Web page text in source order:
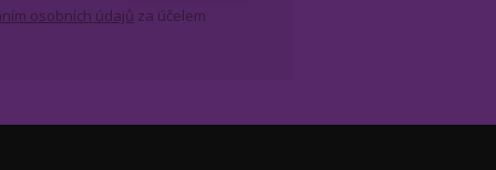
osobních údajů za účelem